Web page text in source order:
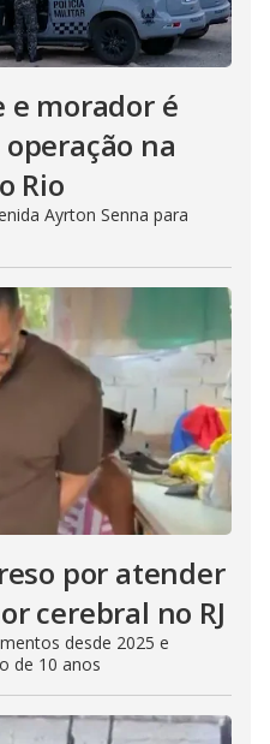
morador é
na
Rio
Ayrton Senna para
por atender
cerebral no RJ
desde 2025 e
de 10 anos